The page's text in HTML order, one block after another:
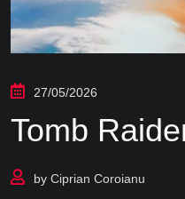
27/05/2026
Tomb
by Ciprian Coroianu